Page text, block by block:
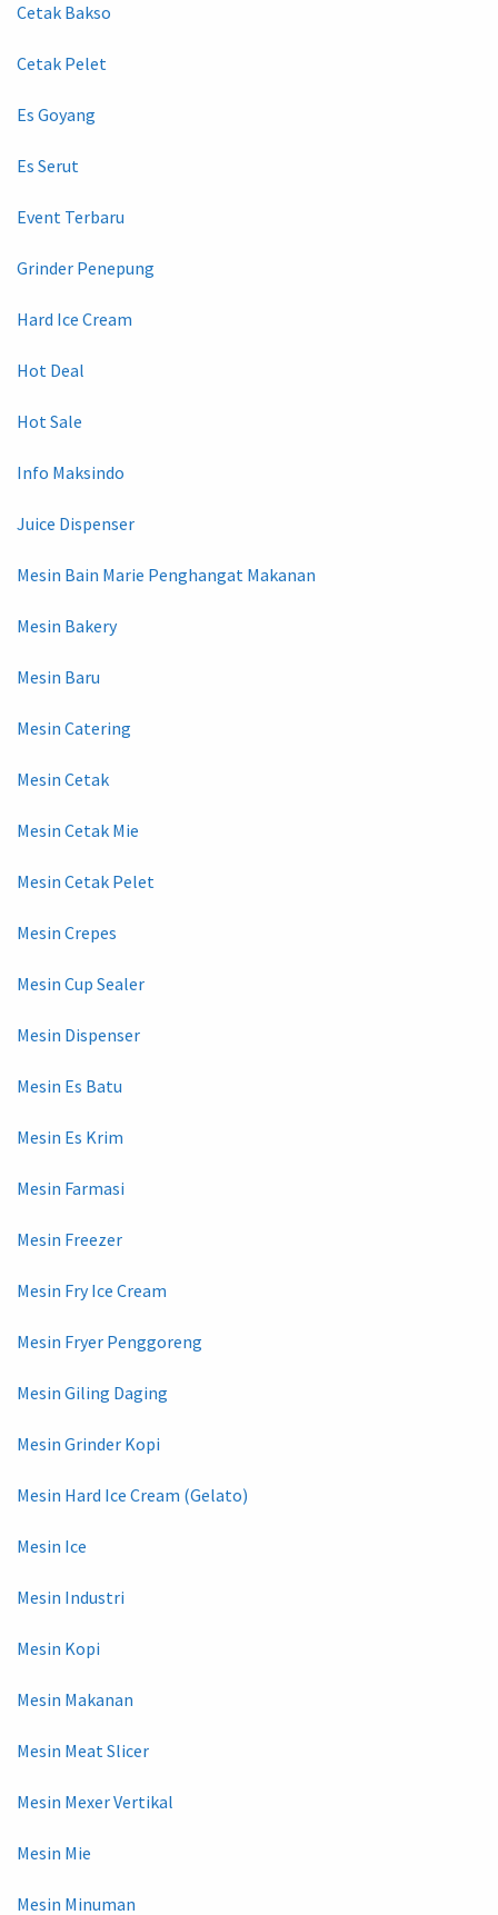
Cetak Bakso
Cetak Pelet
Es Goyang
Es Serut
Event Terbaru
Grinder Penepung
Hard Ice Cream
Hot Deal
Hot Sale
Info Maksindo
Juice Dispenser
Mesin Bain Marie Penghangat Makanan
Mesin Bakery
Mesin Baru
Mesin Catering
Mesin Cetak
Mesin Cetak Mie
Mesin Cetak Pelet
Mesin Crepes
Mesin Cup Sealer
Mesin Dispenser
Mesin Es Batu
Mesin Es Krim
Mesin Farmasi
Mesin Freezer
Mesin Fry Ice Cream
Mesin Fryer Penggoreng
Mesin Giling Daging
Mesin Grinder Kopi
Mesin Hard Ice Cream (Gelato)
Mesin Ice
Mesin Industri
Mesin Kopi
Mesin Makanan
Mesin Meat Slicer
Mesin Mexer Vertikal
Mesin Mie
Mesin Minuman